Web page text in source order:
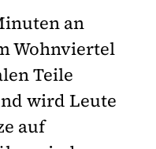
an
Wohnviertel
Teile
wird Leute
auf